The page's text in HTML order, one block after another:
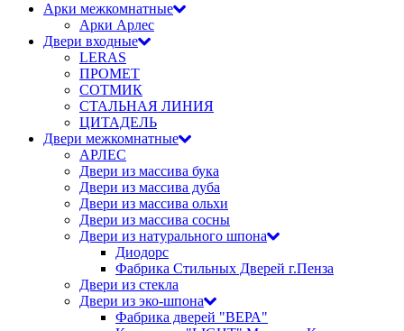
Арки межкомнатные
Арки Арлес
Двери входные
LERAS
ПРОМЕТ
СОТМИК
СТАЛЬНАЯ ЛИНИЯ
ЦИТАДЕЛЬ
Двери межкомнатные
АРЛЕС
Двери из массива бука
Двери из массива дуба
Двери из массива ольхи
Двери из массива сосны
Двери из натурального шпона
Диодорс
Фабрика Стильных Дверей г.Пенза
Двери из стекла
Двери из эко-шпона
Фабрика дверей "ВЕРА"